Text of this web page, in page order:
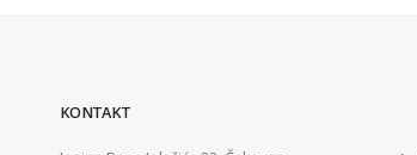
KONTAKT